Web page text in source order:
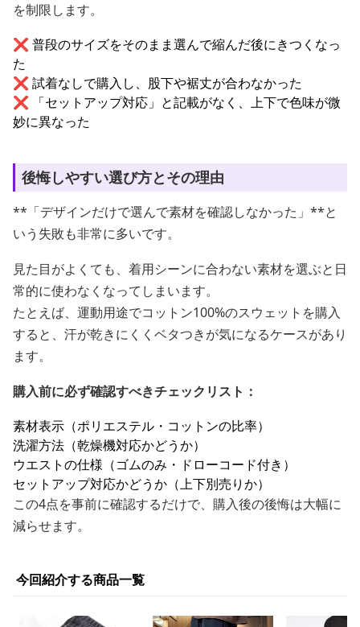
を制限します。
❌ 普段のサイズをそのまま選んで縮んだ後にきつくなっ
た
❌ 試着なしで購入し、股下や裾丈が合わなかった
❌ 「セットアップ対応」と記載がなく、上下で色味が微
妙に異なった
後悔しやすい選び方とその理由
**「デザインだけで選んで素材を確認しなかった」**と
いう失敗も非常に多いです。
見た目がよくても、着用シーンに合わない素材を選ぶと日
常的に使わなくなってしまいます。
たとえば、運動用途でコットン100%のスウェットを購入
すると、汗が乾きにくくベタつきが気になるケースがあり
ます。
購入前に必ず確認すべきチェックリスト：
素材表示（ポリエステル・コットンの比率）
洗濯方法（乾燥機対応かどうか）
ウエストの仕様（ゴムのみ・ドローコード付き）
セットアップ対応かどうか（上下別売りか）
この4点を事前に確認するだけで、購入後の後悔は大幅に
減らせます。
今回紹介する商品一覧